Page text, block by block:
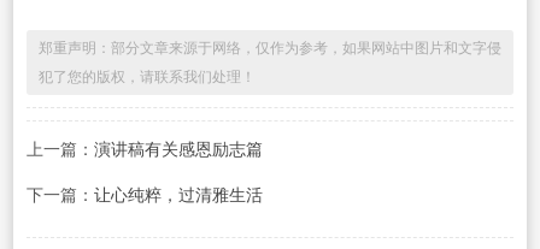
郑重声明：部分文章来源于网络，仅作为参考，如果网站中图片和文字侵
犯了您的版权，请联系我们处理！
上一篇： 演讲稿有关感恩励志篇
下一篇： 让心纯粹，过清雅生活